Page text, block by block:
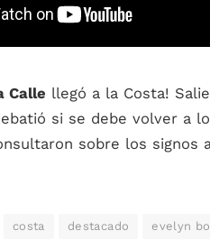
Calle llegó a la Costa!
si se debe volver a
sobre los signos
costa destacado evelyn